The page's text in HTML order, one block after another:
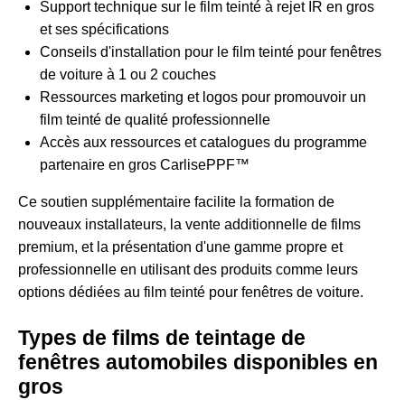
Support technique sur le film teinté à rejet IR en gros
et ses spécifications
Conseils d'installation pour le film teinté pour fenêtres
de voiture à 1 ou 2 couches
Ressources marketing et logos pour promouvoir un
film teinté de qualité professionnelle
Accès aux ressources et catalogues du programme
partenaire en gros CarlisePPF™
Ce soutien supplémentaire facilite la formation de
nouveaux installateurs, la vente additionnelle de films
premium, et la présentation d'une gamme propre et
professionnelle en utilisant des produits comme leurs
options dédiées au film teinté pour fenêtres de voiture.
Types de films de teintage de
fenêtres automobiles disponibles en
gros